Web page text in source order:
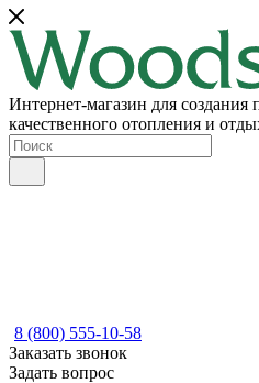
Интернет-магазин для создания
качественного отопления и
8 (800) 555-10-58
Заказать звонок
Задать вопрос